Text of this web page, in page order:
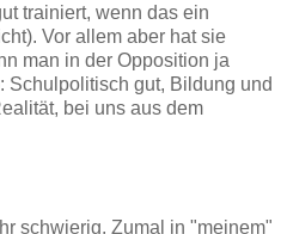
trainiert, wenn das ein
Vor allem aber hat sie
man in der Opposition ja
Schulpolitisch gut, Bildung und
bei uns aus dem
schwierig. Zumal in "meinem"